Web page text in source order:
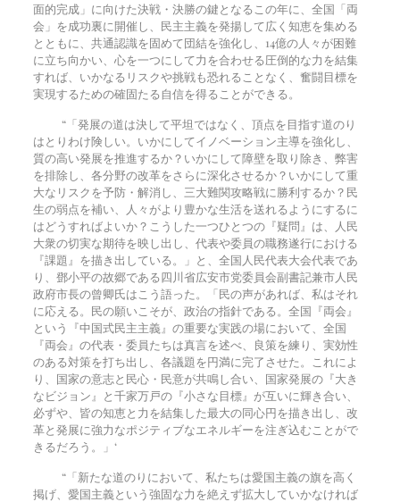
面的完成」に向けた決戦・決勝の鍵となるこの年に、全国「両
会」を成功裏に開催し、民主主義を発揚して広く知恵を集める
とともに、共通認識を固めて団結を強化し、14億の人々が困難
に立ち向かい、心を一つにして力を合わせる圧倒的な力を結集
すれば、いかなるリスクや挑戦も恐れることなく、奮闘目標を
実現するための確固たる自信を得ることができる。
“「発展の道は決して平坦ではなく、頂点を目指す道のり
はとりわけ険しい。いかにしてイノベーション主導を強化し、
質の高い発展を推進するか？いかにして障壁を取り除き、弊害
を排除し、各分野の改革をさらに深化させるか？いかにして重
大なリスクを予防・解消し、三大難関攻略戦に勝利するか？民
生の弱点を補い、人々がより豊かな生活を送れるようにするに
はどうすればよいか？こうした一つひとつの『疑問』は、人民
大衆の切実な期待を映し出し、代表や委員の職務遂行における
『課題』を描き出している。」と、全国人民代表大会代表であ
り、鄧小平の故郷である四川省広安市党委員会副書記兼市人民
政府市長の曾卿氏はこう語った。「民の声があれば、私はそれ
に応える。民の願いこそが、政治の指針である。全国『両会』
という『中国式民主主義』の重要な実践の場において、全国
『両会』の代表・委員たちは真言を述べ、良策を練り、実効性
のある対策を打ち出し、各議題を円満に完了させた。これによ
り、国家の意志と民心・民意が共鳴し合い、国家発展の『大き
なビジョン』と千家万戸の『小さな目標』が互いに輝き合い、
必ずや、皆の知恵と力を結集した最大の同心円を描き出し、改
革と発展に強力なポジティブなエネルギーを注ぎ込むことがで
きるだろう。」‘
“「新たな道のりにおいて、私たちは愛国主義の旗を高く
掲げ、愛国主義という強固な力を絶えず拡大していかなければ